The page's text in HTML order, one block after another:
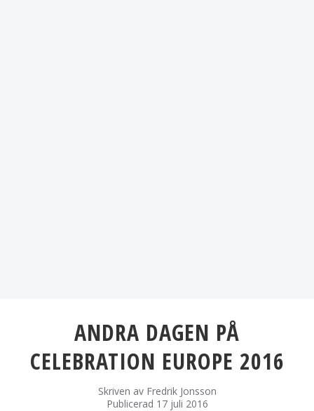
ANDRA DAGEN PÅ
CELEBRATION EUROPE 2016
Skriven av Fredrik Jonsson
Publicerad 17 juli 2016